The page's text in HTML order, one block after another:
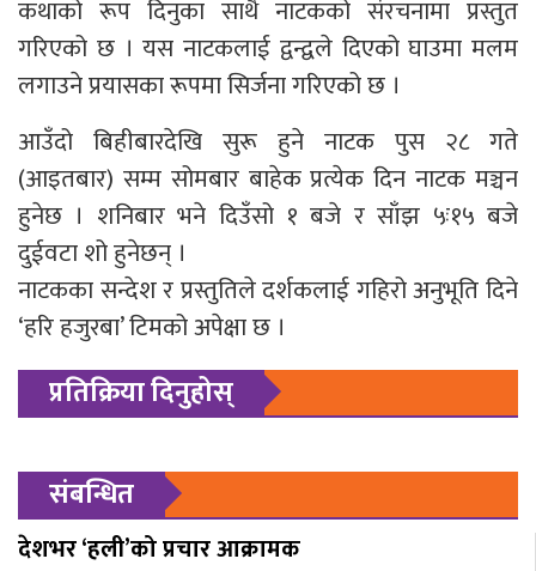
कथाको रूप दिनुका साथै नाटकको संरचनामा प्रस्तुत
गरिएको छ । यस नाटकलाई द्वन्द्वले दिएको घाउमा मलम
लगाउने प्रयासका रूपमा सिर्जना गरिएको छ ।
आउँदो बिहीबारदेखि सुरू हुने नाटक पुस २८ गते
(आइतबार) सम्म सोमबार बाहेक प्रत्येक दिन नाटक मञ्चन
हुनेछ । शनिबार भने दिउँसो १ बजे र साँझ ५ः१५ बजे
दुईवटा शो हुनेछन् ।
नाटकका सन्देश र प्रस्तुतिले दर्शकलाई गहिरो अनुभूति दिने
‘हरि हजुरबा’ टिमको अपेक्षा छ ।
प्रतिक्रिया दिनुहोस्
संबन्धित
देशभर ‘हली’को प्रचार आक्रामक